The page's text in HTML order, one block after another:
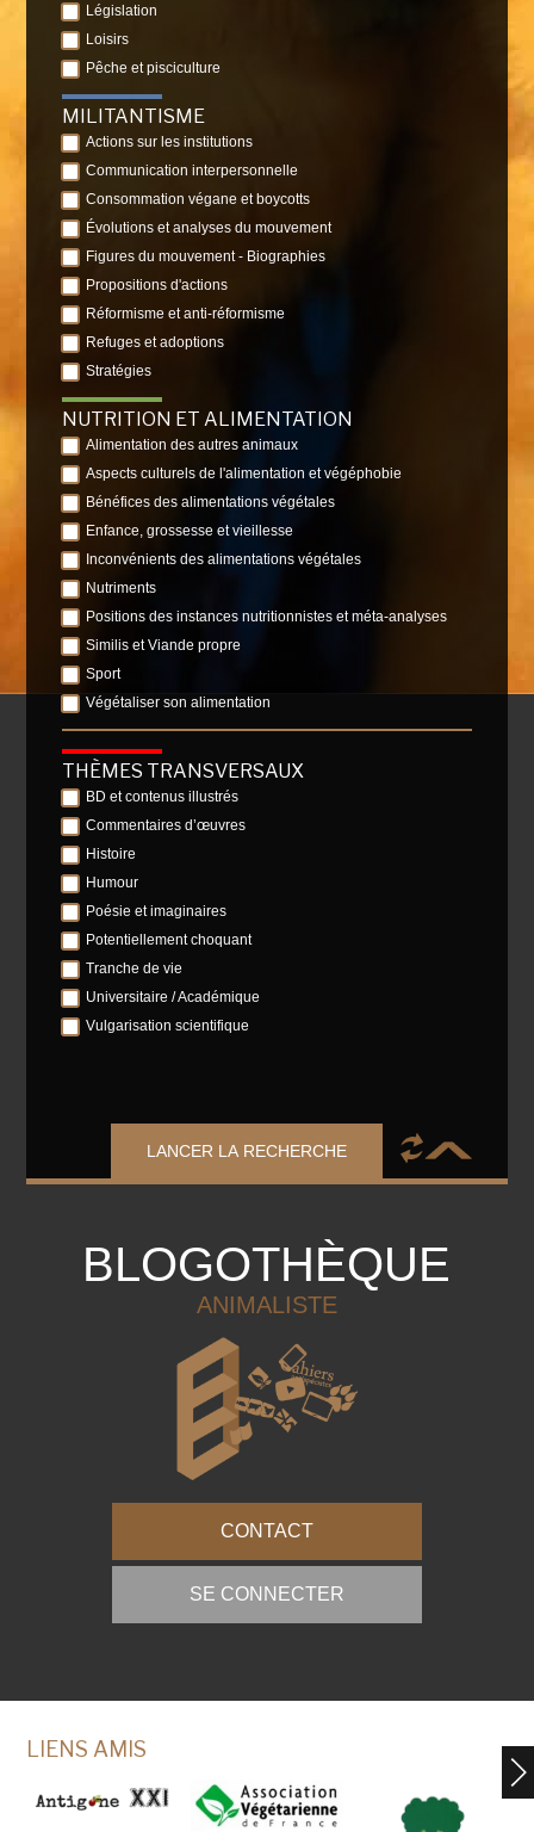
Législation
Loisirs
Pêche et pisciculture
MILITANTISME
Actions sur les institutions
Communication interpersonnelle
Consommation végane et boycotts
Évolutions et analyses du mouvement
Figures du mouvement - Biographies
Propositions d'actions
Réformisme et anti-réformisme
Refuges et adoptions
Stratégies
NUTRITION ET ALIMENTATION
Alimentation des autres animaux
Aspects culturels de l'alimentation et végéphobie
Bénéfices des alimentations végétales
Enfance, grossesse et vieillesse
Inconvénients des alimentations végétales
Nutriments
Positions des instances nutritionnistes et méta-analyses
Similis et Viande propre
Sport
Végétaliser son alimentation
THÈMES TRANSVERSAUX
BD et contenus illustrés
Commentaires d’œuvres
Histoire
Humour
Poésie et imaginaires
Potentiellement choquant
Tranche de vie
Universitaire / Académique
Vulgarisation scientifique
LANCER LA RECHERCHE
BLOGOTHÈQUE
ANIMALISTE
CONTACT
SE CONNECTER
LIENS AMIS